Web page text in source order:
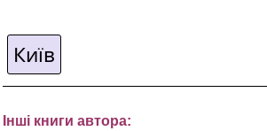
Київ
Інші книги автора: